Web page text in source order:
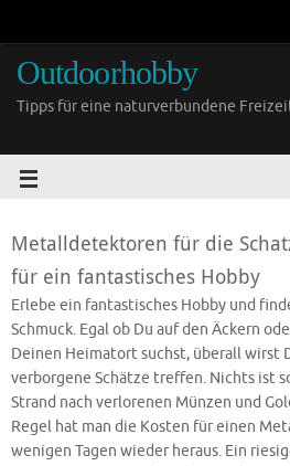
Outdoorhobby
Tipps für eine naturverbundene
Metalldetektoren für die
für ein fantastisches Hobby
Erlebe ein fantastisches Hobby und
Schmuck. Egal ob Du auf den Äckern
Deinen Heimatort suchst, überall wirst
verborgene Schätze treffen. Nichts ist
Strand nach verlorenen Münzen und
Regel hat man die Kosten für einen
wenigen Tagen wieder heraus. Ein